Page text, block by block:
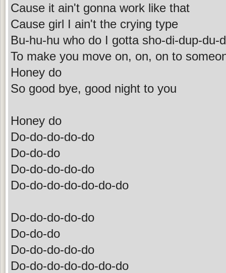
Cause it ain't gonna work like that
Cause girl I ain't the crying type
Bu-hu-hu who do I gotta sho-di-dup-du-
To make you move on, on, on to
Honey do
So good bye, good night to you
Honey do
Do-do-do-do-do
Do-do-do
Do-do-do-do-do
Do-do-do-do-do-do-do
Do-do-do-do-do
Do-do-do
Do-do-do-do-do
Do-do-do-do-do-do-do